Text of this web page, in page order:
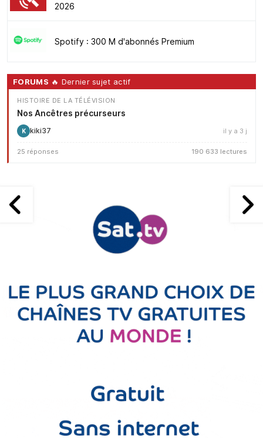
2026
Spotify : 300 M d'abonnés Premium
FORUMS 🔥 Dernier sujet actif
HISTOIRE DE LA TÉLÉVISION
Nos Ancêtres précurseurs
K kiki37 il y a 3 j
25 réponses 190 633 lectures